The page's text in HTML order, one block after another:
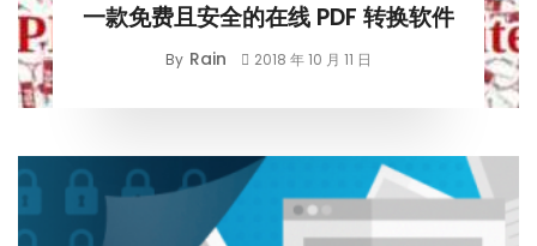
一款免费且安全的在线 PDF 转换软件
By Rain 2018 年 10 月 11 日